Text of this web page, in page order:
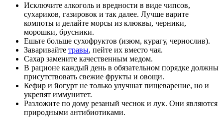
Исключите алкоголь и вредности в виде чипсов,
сухариков, газировок и так далее. Лучше варите
компоты и делайте морсы из клюквы, черники,
морошки, брусники.
Ешьте больше сухофруктов (изюм, курагу, чернослив).
Заваривайте травы, пейте их вместо чая.
Сахар замените качественным медом.
В рационе каждый день в обязательном порядке должны
присутствовать свежие фрукты и овощи.
Кефир и йогурт не только улучшат пищеварение, но и
укрепят иммунитет.
Разложите по дому резаный чеснок и лук. Они являются
природными антибиотиками.